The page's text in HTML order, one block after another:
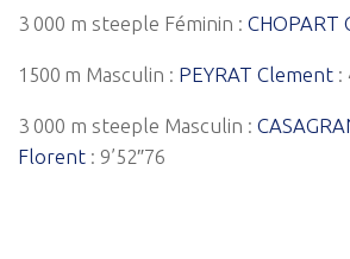
3 000 m steeple Féminin : CHOPART
1500 m Masculin : PEYRAT Clement :
3 000 m steeple Masculin :
Florent : 9’52″76